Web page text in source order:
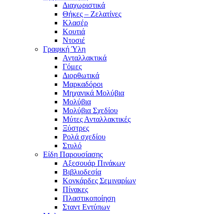
Διαχωριστικά
Θήκες – Ζελατίνες
Κλασέρ
Κουτιά
Ντοσιέ
Γραφική Ύλη
Ανταλλακτικά
Γόμες
Διορθωτικά
Μαρκαδόροι
Μηχανικά Μολύβια
Μολύβια
Μολύβια Σχεδίου
Μύτες Ανταλλακτικές
Ξύστρες
Ρολά σχεδίου
Στυλό
Είδη Παρουσίασης
Αξεσουάρ Πινάκων
Βιβλιοδεσία
Κονκάρδες Σεμιναρίων
Πίνακες
Πλαστικοποίηση
Σταντ Εντύπων